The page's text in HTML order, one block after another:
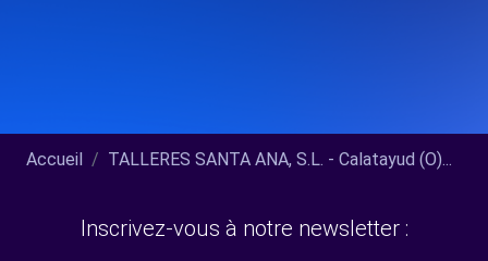
Accueil TALLERES SANTA ANA, S.L. - Calatayud (O)...
Inscrivez-vous à notre newsletter :